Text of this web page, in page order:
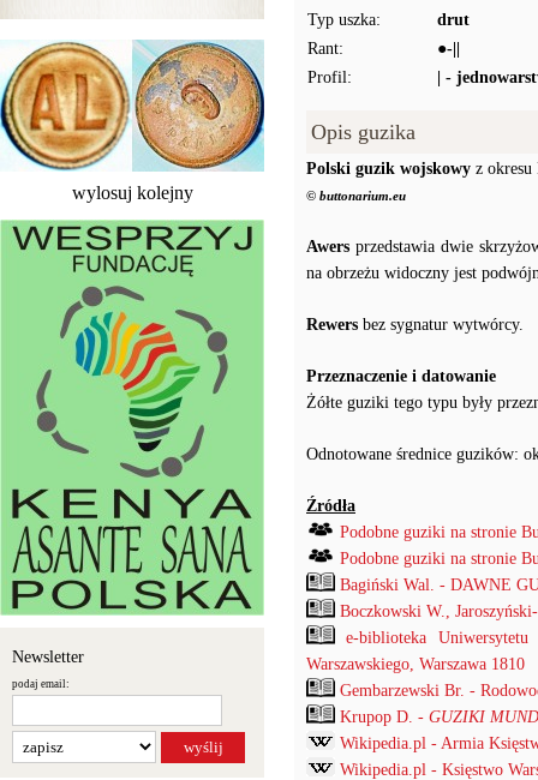
wylosuj kolejny
Newsletter
podaj email:
Typ uszka:
drut
Rant:
●-||
Profil:
| -
Opis guzika
Polski guzik wojskowy z okresu
© buttonarium.eu
Awers przedstawia dwie
na obrzeżu widoczny jest
Rewers bez sygnatur wytwórcy.
Przeznaczenie i datowanie
Żółte guziki tego typu były
Odnotowane średnice guzików:
Źródła
Podobne guziki na stronie
Podobne guziki na stronie
Bagiński Wal. - DAWNE
Boczkowski W.,
e-biblioteka
Warszawskiego, Warszawa 1810
Gembarzewski Br. -
Krupop D. - GUZIKI
Wikipedia.pl - Armia
Wikipedia.pl - Księstwo